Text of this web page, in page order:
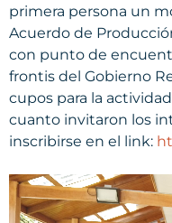
primera persona un
Acuerdo de
con punto de
frontis del Gobierno
cupos para la
cuanto invitaron los
inscribirse en el link: